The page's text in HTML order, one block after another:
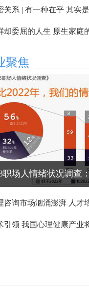
关系 | 有一种在乎 其实
却委屈的人生 原生家庭
聚焦
职场人情绪状况调查
力
咨询市场汹涌澎湃 人才
引领 我国心理健康产业